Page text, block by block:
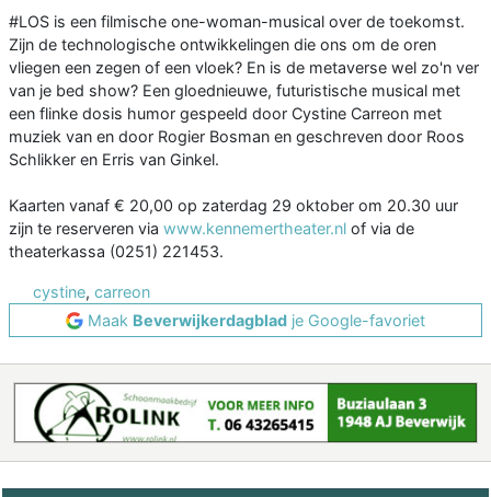
#LOS is een filmische one-woman-musical over de toekomst.
Zijn de technologische ontwikkelingen die ons om de oren
vliegen een zegen of een vloek? En is de metaverse wel zo'n ver
van je bed show? Een gloednieuwe, futuristische musical met
een flinke dosis humor gespeeld door Cystine Carreon met
muziek van en door Rogier Bosman en geschreven door Roos
Schlikker en Erris van Ginkel.
Kaarten vanaf € 20,00 op zaterdag 29 oktober om 20.30 uur
zijn te reserveren via www.kennemertheater.nl of via de
theaterkassa (0251) 221453.
cystine, carreon
Maak Beverwijkerdagblad je Google-favoriet